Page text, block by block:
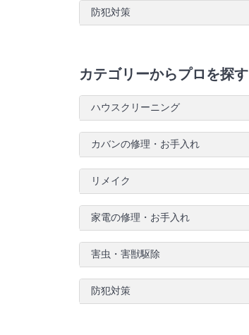
防犯対策
カテゴリーからプロを探す
ハウスクリーニング
カバンの修理・お手入れ
リメイク
家電の修理・お手入れ
害虫・害獣駆除
防犯対策